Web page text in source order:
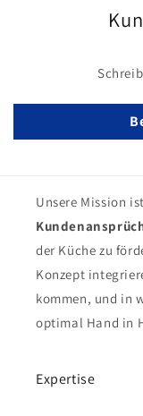
Unsere Mission
der Küche zu
Konzept
kommen, und in
optimal Hand in
Expertise